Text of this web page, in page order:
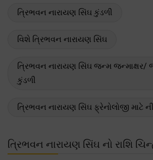
ત્રિભવન નારાયણ સિંઘ કુંડળી
વિશે ત્રિભવન નારાયણ સિંઘ
ત્રિભવન નારાયણ સિંઘ જન્મ જન્માક્ષર/
કુંડળી
ત્રિભવન નારાયણ સિંઘ ફ્રેનોલોજી માટે
ત્રિભવન નારાયણ સિંઘ નો રાશિ